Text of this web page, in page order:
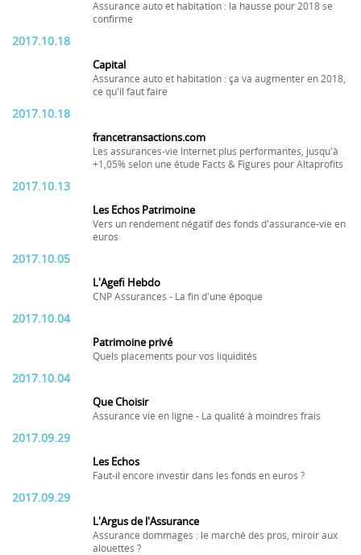
Assurance auto et habitation : la hausse pour 2018 se
confirme
2017.10.18
Capital
Assurance auto et habitation : ça va augmenter en 2018,
ce qu'il faut faire
2017.10.18
francetransactions.com
Les assurances-vie Internet plus performantes, jusqu'à
+1,05% selon une étude Facts & Figures pour Altaprofits
2017.10.13
Les Echos Patrimoine
Vers un rendement négatif des fonds d'assurance-vie en
euros
2017.10.05
L'Agefi Hebdo
CNP Assurances - La fin d'une époque
2017.10.04
Patrimoine privé
Quels placements pour vos liquidités
2017.10.04
Que Choisir
Assurance vie en ligne - La qualité à moindres frais
2017.09.29
Les Echos
Faut-il encore investir dans les fonds en euros ?
2017.09.29
L'Argus de l'Assurance
Assurance dommages : le marché des pros, miroir aux
alouettes ?